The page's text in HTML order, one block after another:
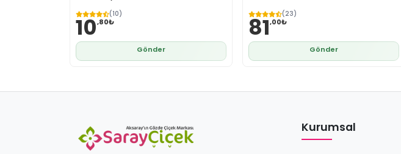
(10)
10,80₺
Gönder
(23)
81,00₺
Gönder
Kurumsal